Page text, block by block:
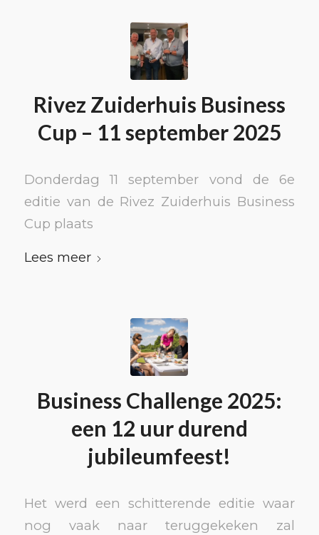
Rivez Zuiderhuis Business
Cup – 11 september 2025
Donderdag 11 september vond de 6e
editie van de Rivez Zuiderhuis Business
Cup plaats
Lees meer
Business Challenge 2025:
een 12 uur durend
jubileumfeest!
Het werd een schitterende editie waar
nog vaak naar teruggekeken zal